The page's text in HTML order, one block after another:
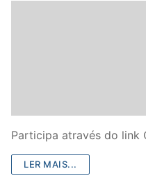
Participa através do link
LER MAIS...